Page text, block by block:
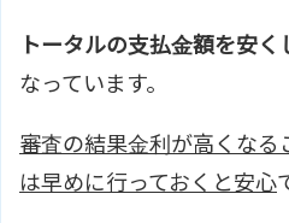
トータルの支払金額を安
なっています。
審査の結果金利が高くなる
は早めに行っておくと安心